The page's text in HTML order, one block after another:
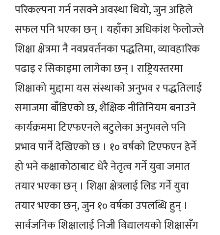
परिकल्पना गर्न नसक्ने अवस्था थियो, जुन अहिले
सफल पनि भएका छन् । यहाँका अधिकांश फेलोज्ले
शिक्षा क्षेत्रमा नै नवप्रवर्तनका पद्धतिमा, व्यावहारिक
पढाइ र सिकाइमा लागेका छन् । राष्ट्रियस्तरमा
शिक्षाको मुद्दामा यस संस्थाको अनुभव र पद्धतिलाई
समाजमा बाँडिएको छ, शैक्षिक नीतिनियम बनाउने
कार्यक्रममा टिएफएनले बटुलेका अनुभवले पनि
प्रभाव पार्ने देखिएको छ । १० वर्षको टिएफएन हेर्ने
हो भने कक्षाकोठाबाट धेरै नेतृत्व गर्ने युवा जमात
तयार भएका छन् । शिक्षा क्षेत्रलाई लिड गर्ने युवा
तयार भएका छन्, जुन १० वर्षका उपलब्धि हुन् ।
सार्वजनिक शिक्षालाई निजी विद्यालयको शिक्षासँग